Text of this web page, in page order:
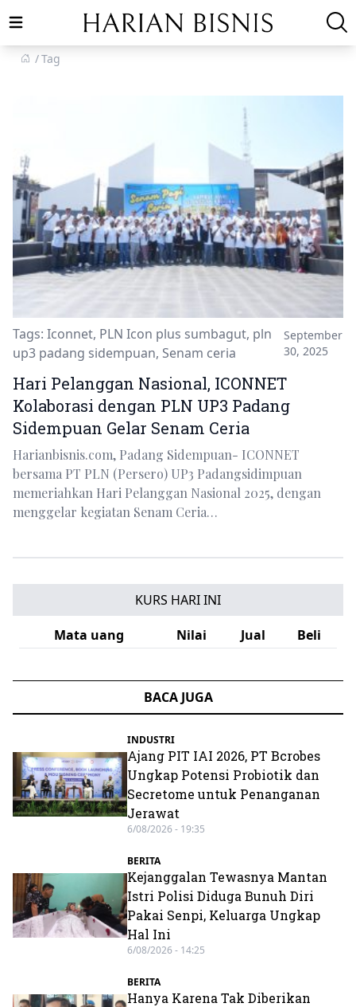
Open main menu
Tag
Tags: Iconnet, PLN Icon plus sumbagut, pln
up3 padang sidempuan, Senam ceria
September
30, 2025
Hari Pelanggan Nasional, ICONNET
Kolaborasi dengan PLN UP3 Padang
Sidempuan Gelar Senam Ceria
Harianbisnis.com, Padang Sidempuan- ICONNET
bersama PT PLN (Persero) UP3 Padangsidimpuan
memeriahkan Hari Pelanggan Nasional 2025, dengan
menggelar kegiatan Senam Ceria…
KURS HARI INI
Mata uang
Nilai Jual Beli
BACA JUGA
INDUSTRI
Ajang PIT IAI 2026, PT Bcrobes
Ungkap Potensi Probiotik dan
Secretome untuk Penanganan
Jerawat
6/08/2026 - 19:35
BERITA
Kejanggalan Tewasnya Mantan
Istri Polisi Diduga Bunuh Diri
Pakai Senpi, Keluarga Ungkap
Hal Ini
6/08/2026 - 14:25
BERITA
Hanya Karena Tak Diberikan